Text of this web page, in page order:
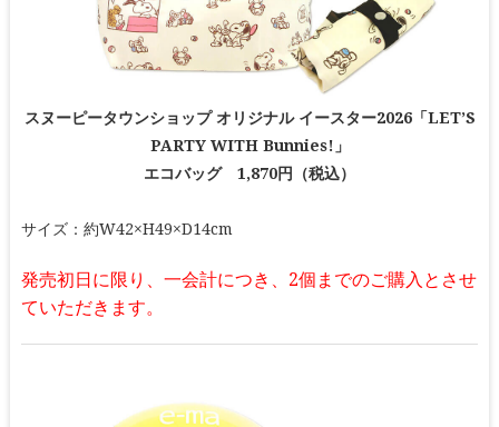
スヌーピータウンショップ オリジナル イースター2026「LET’S
PARTY WITH Bunnies!」
エコバッグ 1,870円（税込）
サイズ：約W42×H49×D14cm
発売初日に限り、一会計につき、2個までのご購入とさせ
ていただきます。